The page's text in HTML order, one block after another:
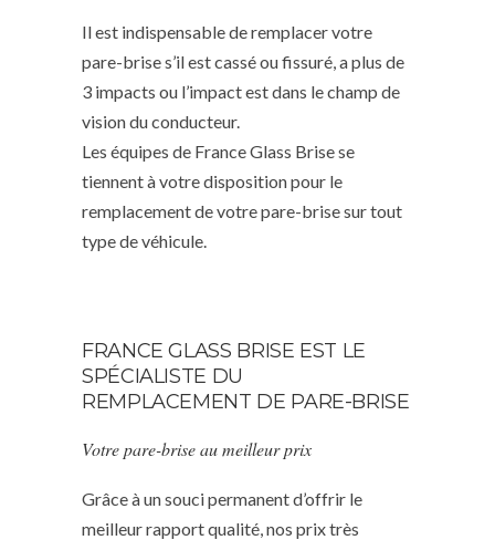
Il est indispensable de remplacer votre
pare-brise s’il est cassé ou fissuré, a plus de
3 impacts ou l’impact est dans le champ de
vision du conducteur.
Les équipes de France Glass Brise se
tiennent à votre disposition pour le
remplacement de votre pare-brise sur tout
type de véhicule.
FRANCE GLASS BRISE EST LE
SPÉCIALISTE DU
REMPLACEMENT DE PARE-BRISE
Votre pare-brise au meilleur prix
Grâce à un souci permanent d’offrir le
meilleur rapport qualité, nos prix très